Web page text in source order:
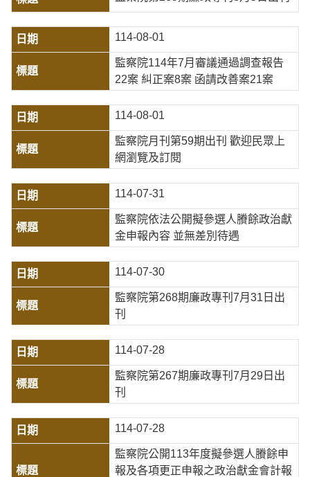
114-08-01
監察院114年7月審議通過調查報告
22案 糾正案8案 函請改善案21案
114-08-01
監察院月刊第59期出刊 歡迎民眾上
網瀏覽及訂閱
114-07-31
監察院依法公開擬參選人賸餘政治獻
金申報內容 並無差別待遇
114-07-30
監察院第268期廉政專刊7月31日出
刊
114-07-28
監察院第267期廉政專刊7月29日出
刊
114-07-28
監察院公開113年度擬參選人賸餘申
報及各項更正申報之政治獻金會計報